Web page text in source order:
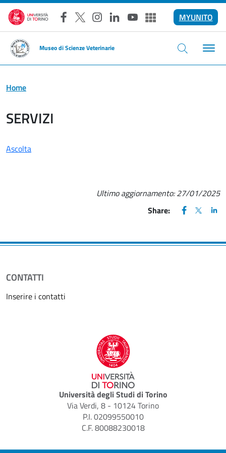
Salta al contenuto principale
Facebook
X Instagram
LinkedInYouTubeAltri social
MYUNITO
Museo di Scienze Veterinarie
Home
SERVIZI
Ascolta
Ultimo aggiornamento:27/01/2025
Share:
FACEBOOK
(apre una
X
(apre
CONTATTI
Inserire i contatti
Università degli Studi di Torino
Via Verdi, 8 - 10124 Torino
P.I. 02099550010
C.F. 80088230018